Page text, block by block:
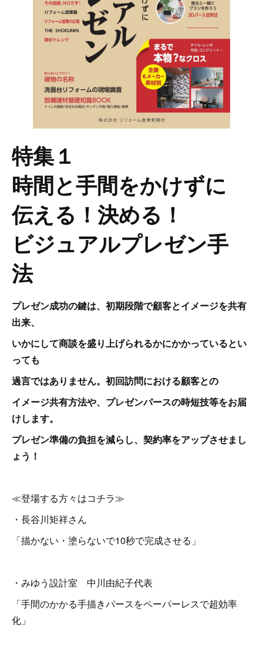
特集１
時間と手間をかけずに
伝える！決める！
ビジュアルプレゼン手
法
プレゼン成功の鍵は、初期段階で顧客とイメージを共有
出来、
いかにして商談を盛り上げられるかにかかっているとい
っても
過言ではありません。初回訪問における顧客との
イメージ共有方法や、プレゼンパースの時短技等をお届
けします。
プレゼン準備の負担を減らし、契約率をアップさせまし
ょう！
≪登場する方々はコチラ≫
・長谷川矩祥さん
「描かない・塗らないで10秒で完成させる」
・みゆう設計室 中川由紀子代表
「手間のかかる手描きパースをペーパーレスで超効率
化」